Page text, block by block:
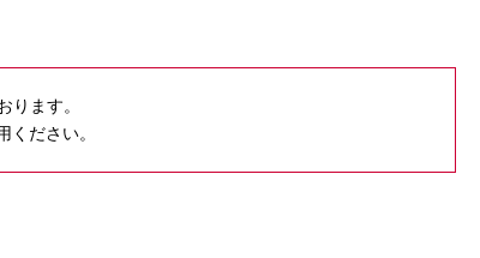
ります。
ください。